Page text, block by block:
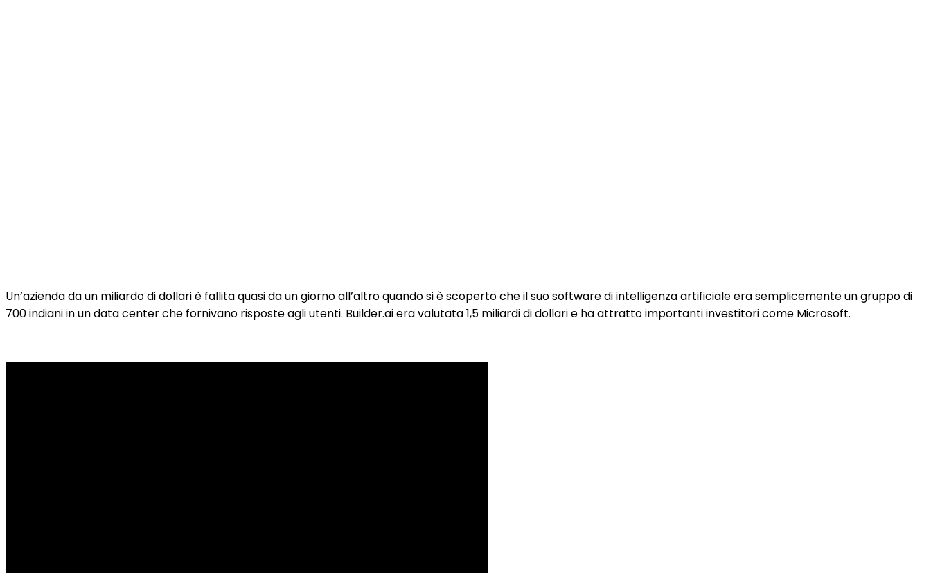
Un’azienda da un miliardo di dollari è fallita quasi da un giorno all’altro quando si è scoperto che il suo software di intelligenza artificiale era semplicemente un gruppo di
700 indiani in un data center che fornivano risposte agli utenti. Builder.ai era valutata 1,5 miliardi di dollari e ha attratto importanti investitori come Microsoft.